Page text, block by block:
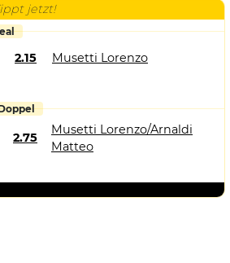
jetzt!
2.15 Musetti Lorenzo
2.75
Musetti Lorenzo/Arnaldi
Matteo